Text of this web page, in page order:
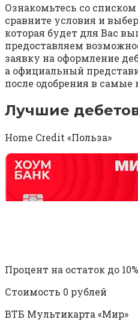
Ознакомьтесь со
сравните условия и
которая будет для Вас
предоставляем
заявку на оформление
а официальный
после одобрения в самые
Лучшие
Home Credit «Польза»
Процент на остаток до
Стоимость 0 рублей
ВТБ Мультикарта «Мир»